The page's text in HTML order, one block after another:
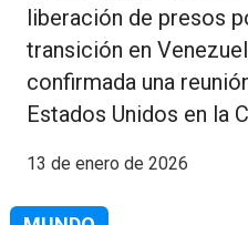
liberación de presos
transición en
confirmada una
Estados Unidos en la
13 de enero de 2026